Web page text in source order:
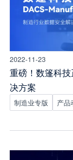
2022-11-23
重磅！数篷科
决方案
制造业专版 产品